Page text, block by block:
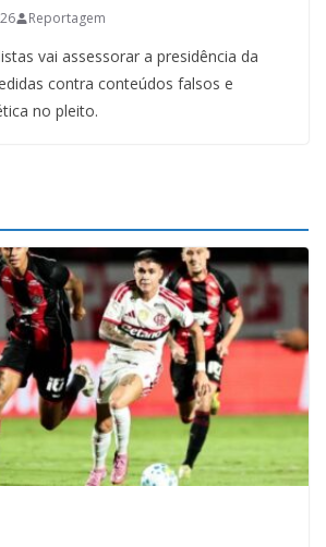
Reportagem
vai assessorar a presidência da
contra conteúdos falsos e
no pleito.